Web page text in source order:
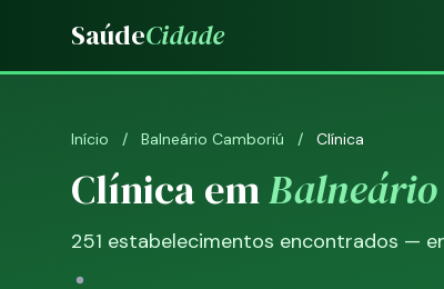
SaúdeCidade
Início / Balneário Camboriú / Clínica
Clínica em
251 estabelecimentos encontrados —